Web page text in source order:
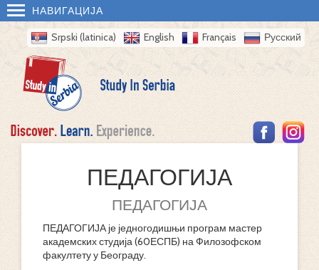
НАВИГАЦИЈА
Srpski (latinica) English Français Русский
ПЕДАГОГИЈА
ПЕДАГОГИЈА
ПЕДАГОГИЈА је једногодишњи програм мастер
академских студија (60ЕСПБ) на Филозофском
факултету у Београду.